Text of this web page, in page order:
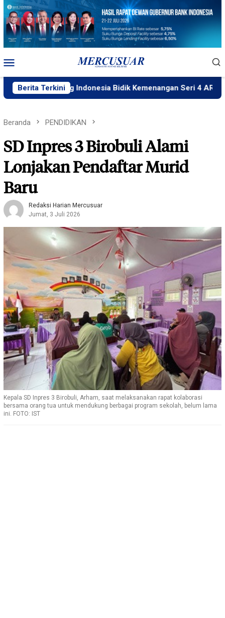
Loncat
konten
Mobile
Berita Terkini
Indonesia Bidik Kemenangan Seri 4 ARRC Rizky
Beranda PENDIDIKAN
SD Inpres 3 Birobuli Alami
Lonjakan Pendaftar Murid
Baru
Redaksi Harian Mercusuar
Jumat, 3 Juli 2026
Kepala SD Inpres 3 Birobuli, Arham, saat melaksanakan rapat kolaborasi
bersama orang tua untuk mendukung berbagai program sekolah, belum lama
ini. FOTO: IST